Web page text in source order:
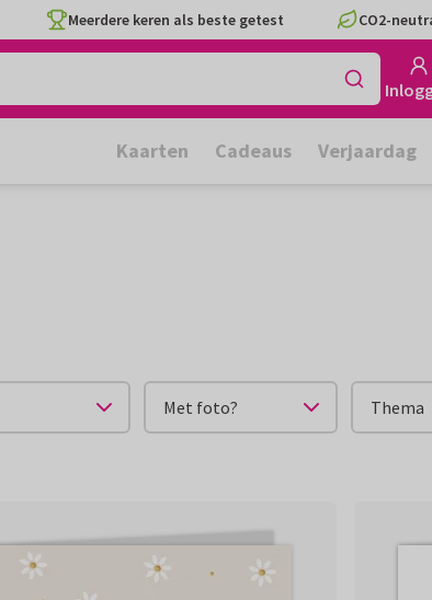
Meerdere keren als beste getest CO2-
Kaarten Cadeaus Verjaardag
Met foto? Thema